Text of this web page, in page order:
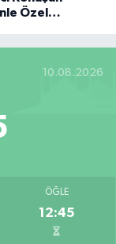
Özel
10.08.2026
ÖĞLE
12:45